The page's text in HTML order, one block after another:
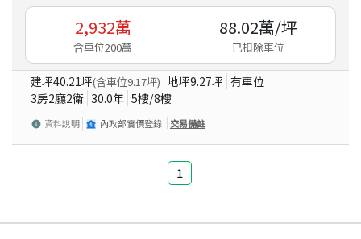
2,932萬
含車位200萬
88.02萬/坪
已扣除車位
建坪40.21坪(含車位9.17坪) 地坪9.27坪 有車位
3房2廳2衛 30.0年 5樓/8樓
資料說明 內政部實價登錄 交易備註
1